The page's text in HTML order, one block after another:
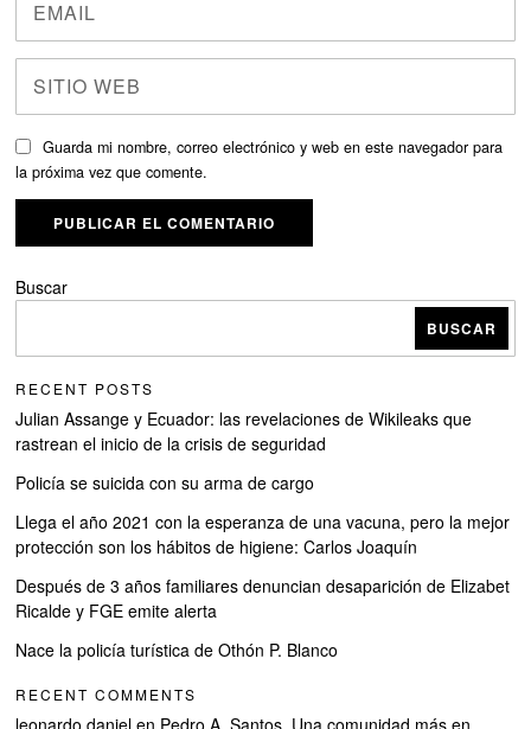
Guarda mi nombre, correo electrónico y web en este navegador para
la próxima vez que comente.
Buscar
BUSCAR
RECENT POSTS
Julian Assange y Ecuador: las revelaciones de Wikileaks que
rastrean el inicio de la crisis de seguridad
Policía se suicida con su arma de cargo
Llega el año 2021 con la esperanza de una vacuna, pero la mejor
protección son los hábitos de higiene: Carlos Joaquín
Después de 3 años familiares denuncian desaparición de Elizabet
Ricalde y FGE emite alerta
Nace la policía turística de Othón P. Blanco
RECENT COMMENTS